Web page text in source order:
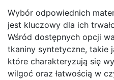
Wybór odpowiednich
jest kluczowy dla ich
Wśród dostępnych opcji
tkaniny syntetyczne, takie
które charakteryzują się
wilgoć oraz łatwością w